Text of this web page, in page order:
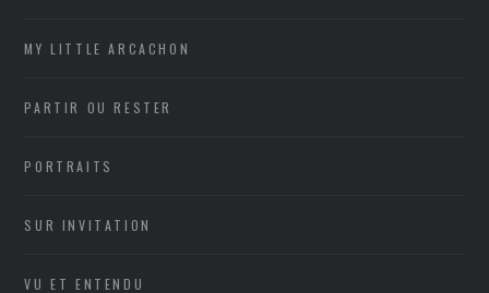
MY LITTLE ARCACHON
PARTIR OU RESTER
PORTRAITS
SUR INVITATION
VU ET ENTENDU